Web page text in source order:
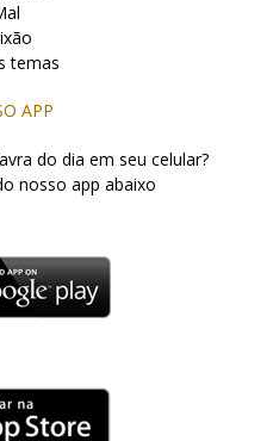
temas
APP
do dia em seu celular?
nosso app abaixo